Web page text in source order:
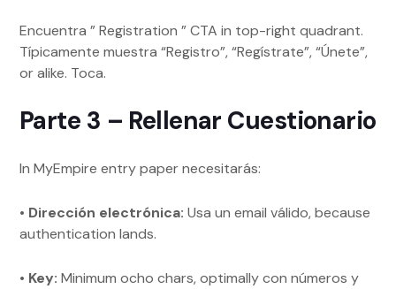
Encuentra ” Registration ” CTA in top-right quadrant.
Típicamente muestra “Registro”, “Regístrate”, “Únete”,
or alike. Toca.
Parte 3 – Rellenar Cuestionario
In MyEmpire entry paper necesitarás:
• Dirección electrónica: Usa un email válido, because
authentication lands.
• Key: Minimum ocho chars, optimally con números y